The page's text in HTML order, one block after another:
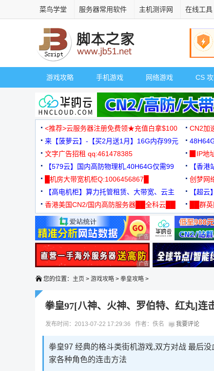
菜鸟学堂 服务器常用软件 主机测评网 在线工具
游戏攻略 手机游戏 网络游戏 CS
<推荐>云服务器注册免费领★充值白拿$100 CN2加
来【菠萝云】-【买2月送1月】16G内存99元
3000+
文字广告招租 qq:461478385
▉IP地
【579云】国内高防物理机,40H64G仅需99
元
【香
█机房大带宽机柜Q:1006456867█
创梦网
88元/月
【高电机柜】算力托管租赁、大带宽、云主
机
【超
香港美国CN2/国内高防服务器██全科云██
██群
◆◆◆
广告 商业广告，理性选择
广告 商业广告，理性选择
您的位置： 主页 > 游戏攻略 > 拳皇攻略 >
拳皇97[八神、火神、罗伯特、红丸]连
发布时间：2013-07-22 17:29:36 作者：佚名 我要评论
拳皇97 经典的格斗类街机游戏,双方对战 最后
家各种角色的连击方法